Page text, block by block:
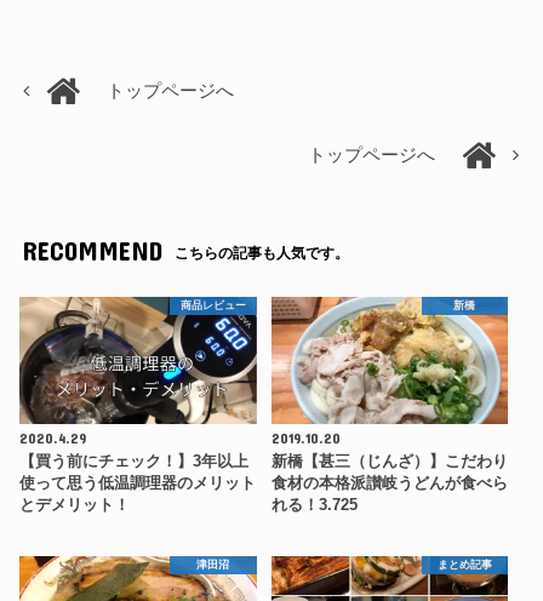
トップページへ
トップページへ
RECOMMEND こちらの記事も人気です。
商品レビュー
2020.4.29
【買う前にチェック！】3年以上
使って思う低温調理器のメリット
とデメリット！
新橋
2019.10.20
新橋【甚三（じんざ）】こだわり
食材の本格派讃岐うどんが食べら
れる！3.725
津田沼 まとめ記事